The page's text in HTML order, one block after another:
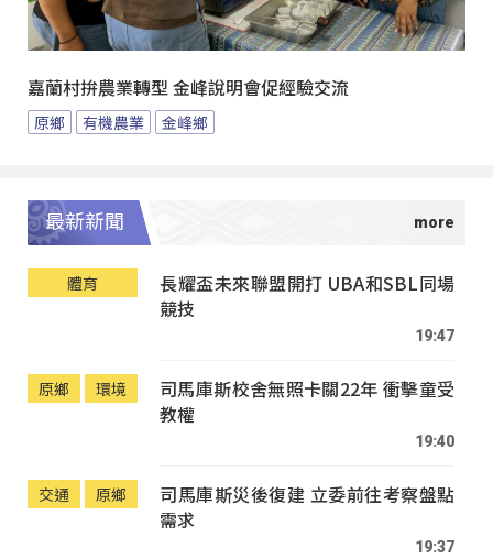
嘉蘭村拚農業轉型 金峰說明會促經驗交流
原鄉 有機農業 金峰鄉
最新新聞
體育
長耀盃未來聯盟開打 UBA和SBL同場
競技
19:47
原鄉 環境
司馬庫斯校舍無照卡關22年 衝擊童受
教權
19:40
交通 原鄉
司馬庫斯災後復建 立委前往考察盤點
需求
19:37